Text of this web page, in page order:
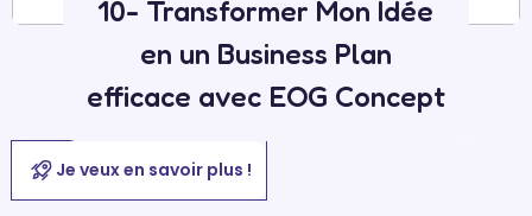
10- Transformer Mon Idée
en un Business Plan
efficace avec EOG Concept
Je veux en savoir plus !